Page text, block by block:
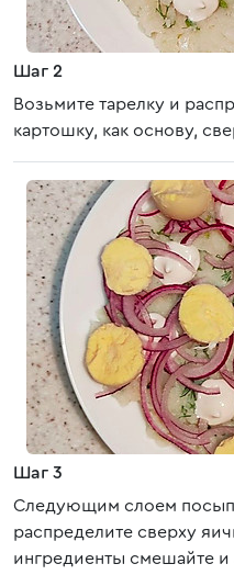
Шаг 2
Возьмите тарелку и
картошку, как основу,
Шаг 3
Следующим слоем
распределите сверху
ингредиенты смешайте и